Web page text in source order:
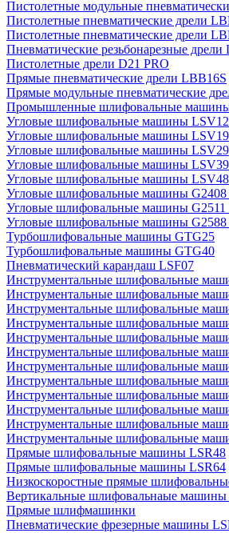
Пистолетные модульные
Пистолетные пневматические дрели
Пистолетные пневматические дрели
Пневматические резьбонарезные дрели
Пистолетные дрели D21 PRO
Прямые пневматические дрели LBB16S
Прямые модульные пневматические
Промышленные шлифовальные
Угловые шлифовальные машины LSV12
Угловые шлифовальные машины LSV19
Угловые шлифовальные машины LSV29
Угловые шлифовальные машины LSV39
Угловые шлифовальные машины LSV48
Угловые шлифовальные машины G2408
Угловые шлифовальные машины G2511
Угловые шлифовальные машины G2588
Турбошлифовальные машины GTG25
Турбошлифовальные машины GTG40
Пневматический карандаш LSF07
Инструментальные шлифовальные
Инструментальные шлифовальные
Инструментальные шлифовальные
Инструментальные шлифовальные
Инструментальные шлифовальные
Инструментальные шлифовальные
Инструментальные шлифовальные
Инструментальные шлифовальные
Инструментальные шлифовальные
Инструментальные шлифовальные
Инструментальные шлифовальные
Инструментальные шлифовальные
Прямые шлифовальные машины LSR48
Прямые шлифовальные машины LSR64
Низкоскоростные прямые
Вертикальные шлифовальнаые машины
Прямые шлифмашинки
Пневматические фрезерные машины